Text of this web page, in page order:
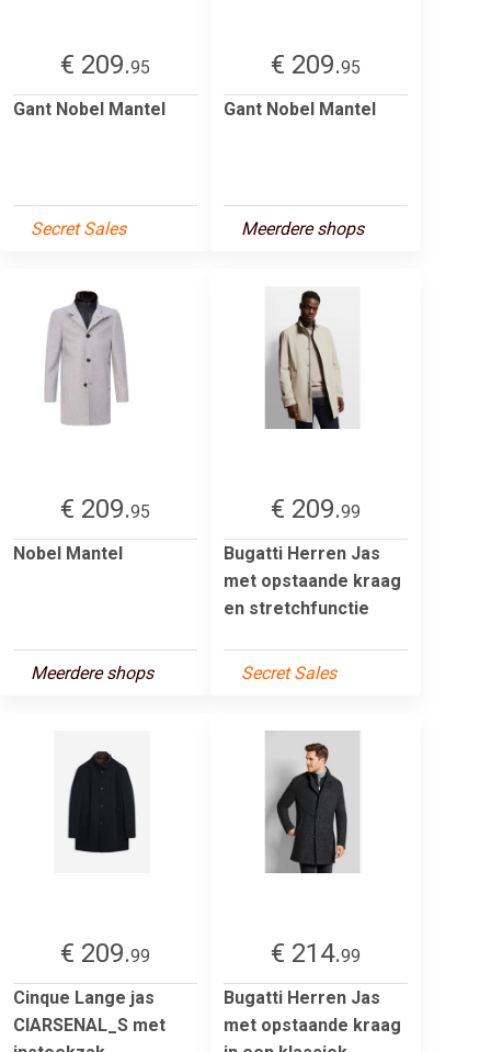
€ 209.95
Gant Nobel Mantel
Secret Sales
€ 209.95
Gant Nobel Mantel
Meerdere shops
€ 209.95
Nobel Mantel
Meerdere shops
€ 209.99
Bugatti Herren Jas
met opstaande kraag
en stretchfunctie
Secret Sales
€ 209.99
Cinque Lange jas
CIARSENAL_S met
€ 214.99
Bugatti Herren Jas
met opstaande kraag